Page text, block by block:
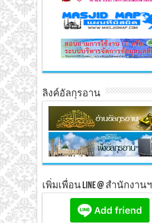
ลิงค์อัลกุรอาน
เพิ่มเพื่อน line @ สำนักงานฯ